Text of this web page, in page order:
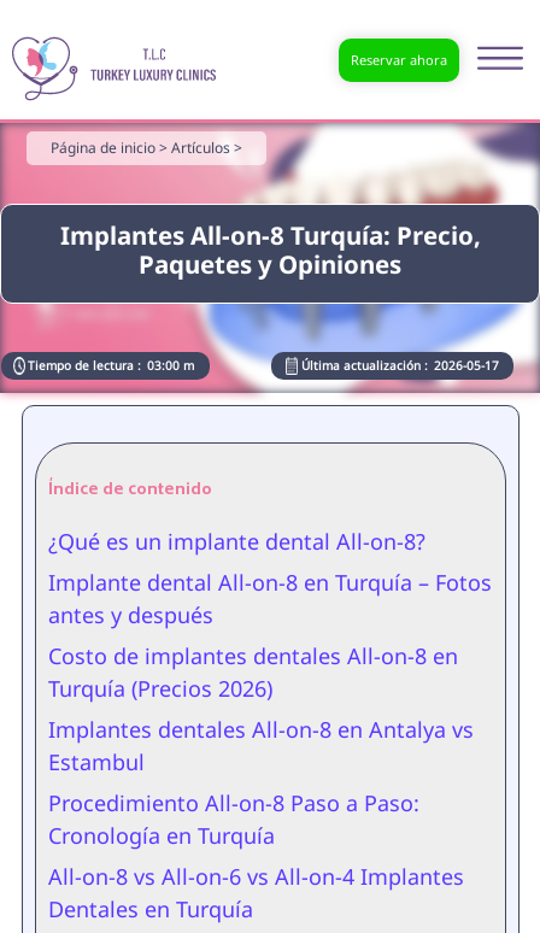
Reservar ahora
Implantes All-on-8 Turquía: Precio,
Paquetes y Opiniones
Página de inicio >Artículos >
Tiempo de lectura : 03:00 m Última actualización : 2026-05-17
Índice de contenido
¿Qué es un implante dental All-on-8?
Implante dental All-on-8 en Turquía – Fotos
antes y después
Costo de implantes dentales All-on-8 en
Turquía (Precios 2026)
Implantes dentales All-on-8 en Antalya vs
Estambul
Procedimiento All-on-8 Paso a Paso:
Cronología en Turquía
All-on-8 vs All-on-6 vs All-on-4 Implantes
Dentales en Turquía